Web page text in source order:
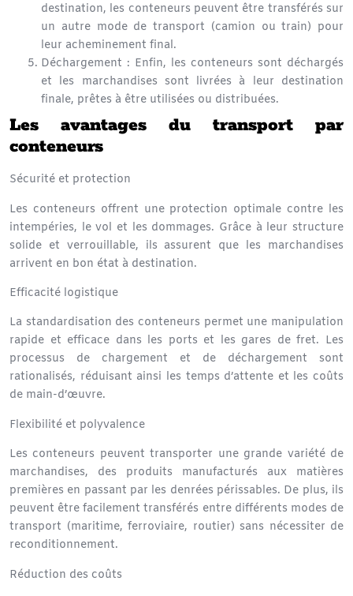
destination, les conteneurs peuvent être transférés sur
un autre mode de transport (camion ou train) pour
leur acheminement final.
Déchargement : Enfin, les conteneurs sont déchargés
et les marchandises sont livrées à leur destination
finale, prêtes à être utilisées ou distribuées.
Les avantages du transport par
conteneurs
Sécurité et protection
Les conteneurs offrent une protection optimale contre les
intempéries, le vol et les dommages. Grâce à leur structure
solide et verrouillable, ils assurent que les marchandises
arrivent en bon état à destination.
Efficacité logistique
La standardisation des conteneurs permet une manipulation
rapide et efficace dans les ports et les gares de fret. Les
processus de chargement et de déchargement sont
rationalisés, réduisant ainsi les temps d’attente et les coûts
de main-d’œuvre.
Flexibilité et polyvalence
Les conteneurs peuventtransporter une grande variété de
marchandises, des produits manufacturés aux matières
premières en passant par les denrées périssables. De plus, ils
peuvent être facilement transférés entre différents modes de
transport (maritime, ferroviaire, routier) sans nécessiter de
reconditionnement.
Réduction des coûts